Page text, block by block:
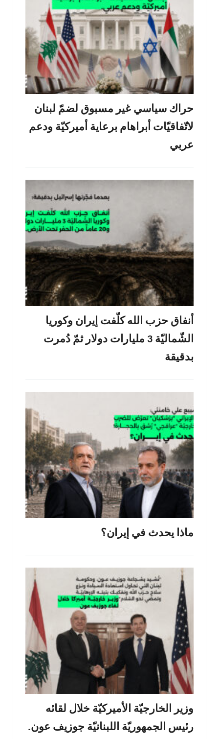
حراك سياسي غير مسبوق لضمّ لبنان
لاتّفاقيّات أبراهام برعاية أميركيّة ودعم
عربي
أنفاق حزب الله كلّفت إيران وكوريا
الشّماليّة 3 مليارات دولار ثمّ دُمرت
بدقيقة
ماذا يحدث في إيران؟
وزير الخارجيّة الأميركيّة خلال لقائه
رئيس الجمهوريّة اللبنانيّة جوزيف عون.